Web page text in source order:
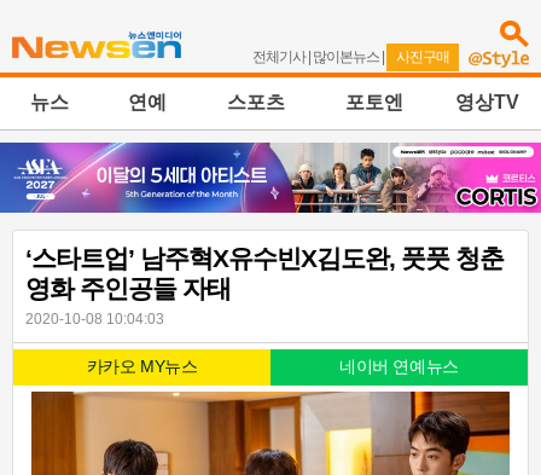
전체기사| 많이본뉴스 | 사진구매
뉴스 연예 스포츠 포토엔 영상TV
‘스타트업’ 남주혁X유수빈X김도완, 풋풋 청춘
영화 주인공들 자태
2020-10-08 10:04:03
카카오 MY뉴스 네이버 연예뉴스